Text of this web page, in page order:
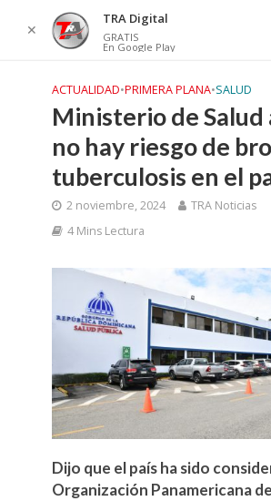
ACTUALIDAD•PRIMERA PLANA•SALUD
Ministerio de Salud
no hay riesgo de
tuberculosis en el
2 noviembre, 2024
TRA Noticias
4 Mins Lectura
Dijo que el país ha sido
Organización Panamericana de
✕
TRA Digital
GRATIS
En Google Play